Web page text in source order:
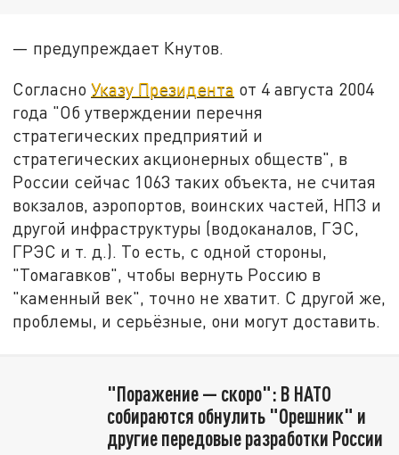
— предупреждает Кнутов.
СогласноУказу Президента от 4 августа 2004
года "Об утверждении перечня
стратегических предприятий и
стратегических акционерных обществ", в
России сейчас 1063 таких объекта, не считая
вокзалов, аэропортов, воинских частей, НПЗ и
другой инфраструктуры (водоканалов, ГЭС,
ГРЭС и т. д.). То есть, с одной стороны,
"Томагавков", чтобы вернуть Россию в
"каменный век", точно не хватит. С другой же,
проблемы, и серьёзные, они могут доставить.
"Поражение — скоро": В НАТО
собираются обнулить "Орешник" и
другие передовые разработки России